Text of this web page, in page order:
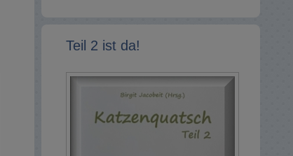
Teil 2 ist da!